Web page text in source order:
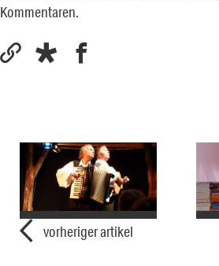
Kommentaren.
vorheriger artikel